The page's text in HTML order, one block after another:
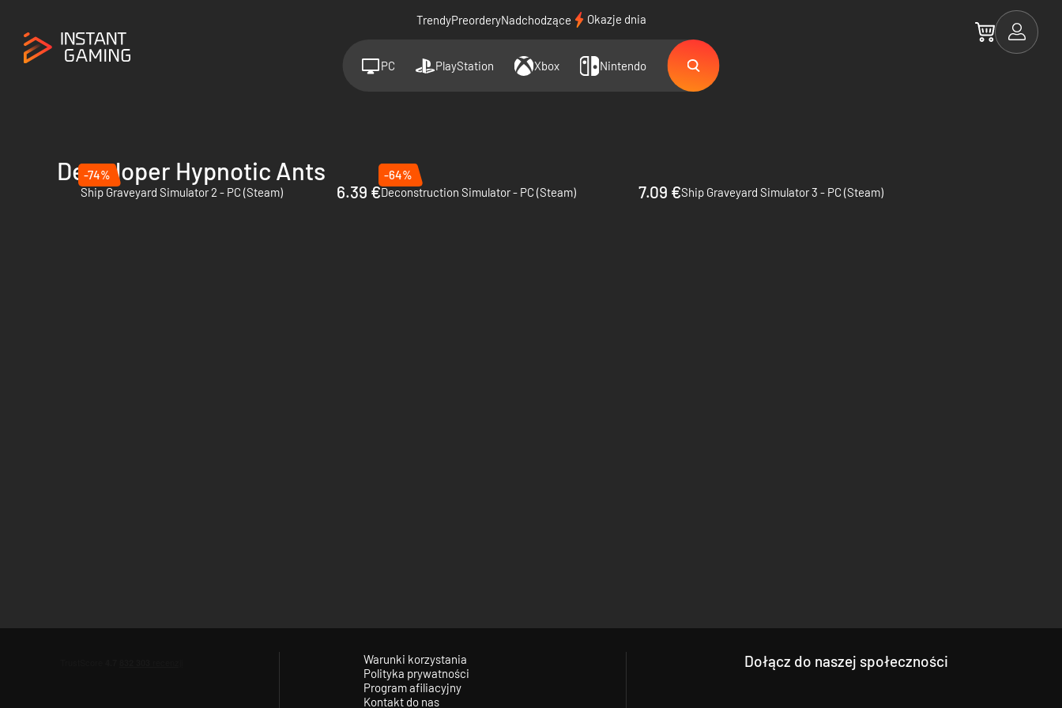
TrendyPreorderyNadchodzące Okazje dnia
PC PlayStation Xbox Nintendo
Deweloper Hypnotic Ants
-74%
Ship Graveyard Simulator 2 - PC (Steam)
6.39 €
-64%
Deconstruction Simulator - PC (Steam)
7.09 €Ship Graveyard Simulator 3 - PC (Steam)
Warunki korzystania
Polityka prywatności
Program afiliacyjny
Kontakt do nas
Dołącz do naszej społeczności